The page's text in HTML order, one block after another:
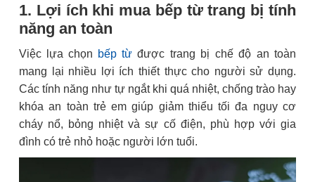
1. Lợi ích khi mua bếp từ trang bị tính
năng an toàn
Việc lựa chọn bếp từ được trang bị chế độ an toàn
mang lại nhiều lợi ích thiết thực cho người sử dụng.
Các tính năng như tự ngắt khi quá nhiệt, chống trào hay
khóa an toàn trẻ em giúp giảm thiểu tối đa nguy cơ
cháy nổ, bỏng nhiệt và sự cố điện, phù hợp với gia
đình có trẻ nhỏ hoặc người lớn tuổi.